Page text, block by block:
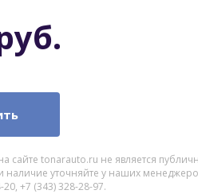
сайте tonarauto.ru не является
наличие уточняйте у наших
+7 (343) 328-28-97.